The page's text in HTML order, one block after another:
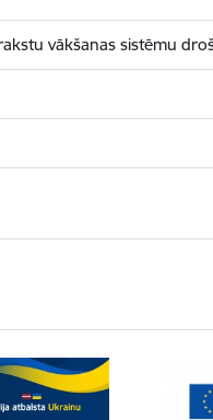
vākšanas sistēmu